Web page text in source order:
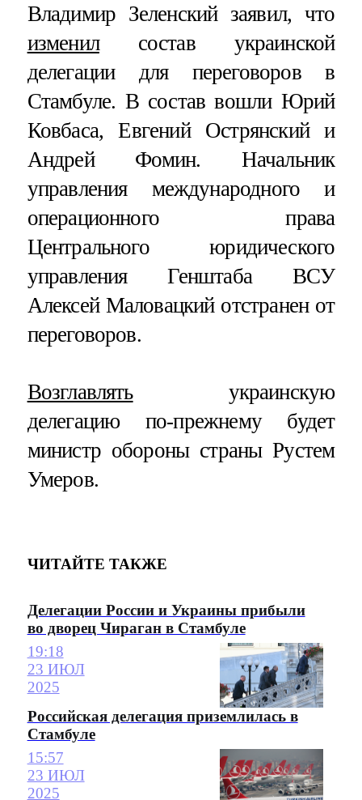
Владимир Зеленский заявил, что
изменилсостав украинской
делегации для переговоров в
Стамбуле. В состав вошли Юрий
Ковбаса, Евгений Острянский и
Андрей Фомин. Начальник
управления международного и
операционного права
Центрального юридического
управления Генштаба ВСУ
Алексей Маловацкий отстранен от
переговоров.
Возглавлятьукраинскую
делегацию по-прежнему будет
министр обороны страны Рустем
Умеров.
ЧИТАЙТЕ ТАКЖЕ
Делегации России и Украины прибыли
во дворец Чираган в Стамбуле
19:18
23 ИЮЛ
2025
Российская делегация приземлилась в
Стамбуле
15:57
23 ИЮЛ
2025